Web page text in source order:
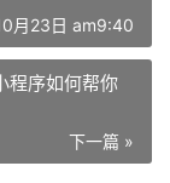
月23日 am9:40
程序如何帮你
下一篇 »